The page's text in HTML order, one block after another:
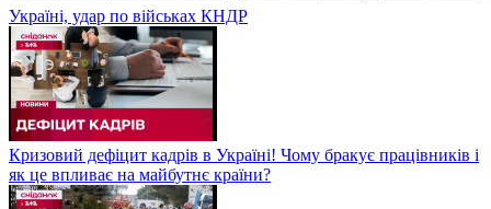
Україні, удар по військах КНДР
Кризовий дефіцит кадрів в Україні! Чому бракує працівників і
як це впливає на майбутнє країни?